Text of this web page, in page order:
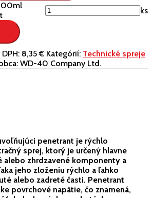
ks
8,35 € Kategórií: Technické spreje
WD-40 Company Ltd.
penetrant je rýchlo
sprej, ktorý je určený hlavne
alebo zhrdzavené komponenty a
jeho zloženiu rýchlo a ľahko
alebo zadreté časti. Penetrant
povrchové napätie, čo znamená,